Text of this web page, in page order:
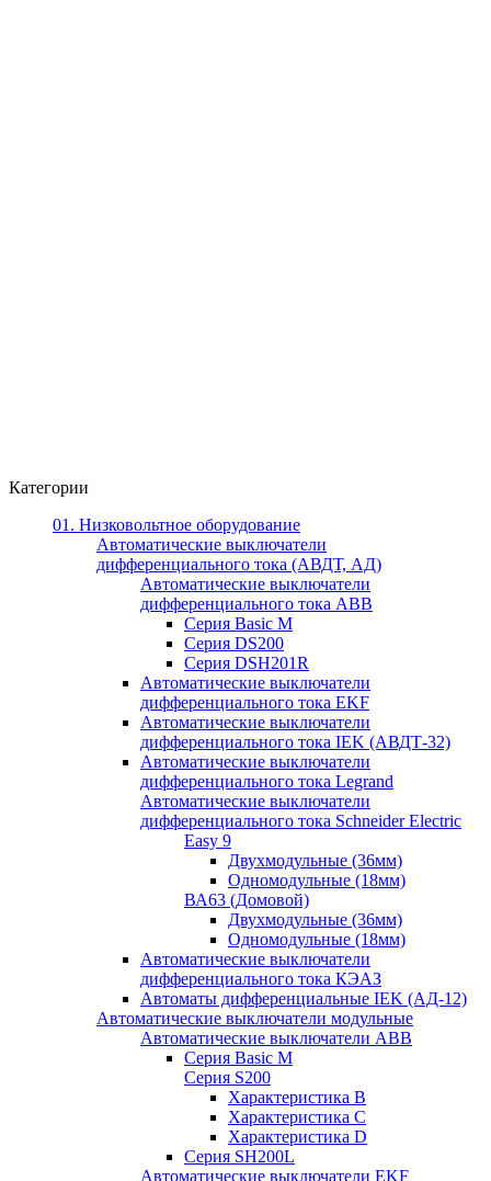
Категории
01. Низковольтное оборудование
Автоматические выключатели
дифференциального тока (АВДТ, АД)
Автоматические выключатели
дифференциального тока ABB
Серия Basic M
Серия DS200
Серия DSH201R
Автоматические выключатели
дифференциального тока EKF
Автоматические выключатели
дифференциального тока IEK (АВДТ-32)
Автоматические выключатели
дифференциального тока Legrand
Автоматические выключатели
дифференциального тока Schneider Electric
Easy 9
Двухмодульные (36мм)
Одномодульные (18мм)
ВА63 (Домовой)
Двухмодульные (36мм)
Одномодульные (18мм)
Автоматические выключатели
дифференциального тока КЭАЗ
Автоматы дифференциальные IEK (АД-12)
Автоматические выключатели модульные
Автоматические выключатели ABB
Серия Basic M
Серия S200
Характеристика B
Характеристика C
Характеристика D
Серия SH200L
Автоматические выключатели EKF